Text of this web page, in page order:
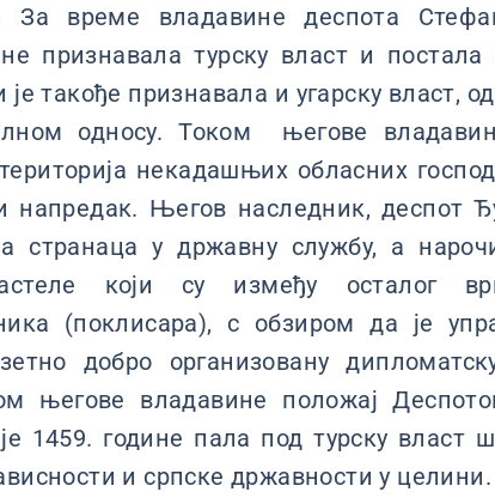
За време владавине деспота
признавала турску власт и
такође признавала и угарску власт,
односу. Током његове
некадашњих обласних
напредак. Његов наследник, деспот
странаца у државну службу, а
који су између осталог
(поклисара), с обзиром да је
добро организовану
његове владавине положај
1459. године пала под турску власт
и српске државности у целини.